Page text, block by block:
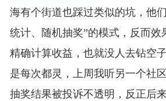
海有个街道也踩过类似的坑，他
统计、随机抽奖”的模式，反而效
精确计算收益，也就没人去钻空
是每次都灵，上周我听另一个社
抽奖结果被投诉不透明，反正后来